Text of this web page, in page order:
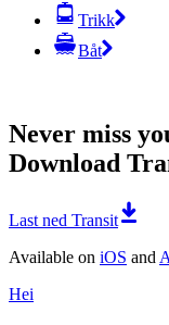
Trikk
Båt
Never miss
Download
Last ned Transit
Available on iOS and
Hei